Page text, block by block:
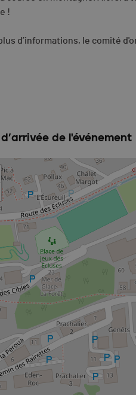
!
d’informations, le comité
de l'événement